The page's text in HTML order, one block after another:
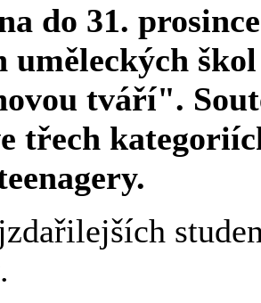
do 31.
uměleckých
tváří".
třech